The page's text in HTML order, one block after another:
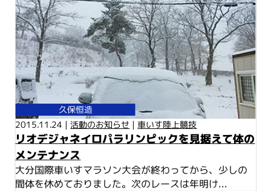
久保恒造
2015.11.24 |活動のお知らせ |車いす陸上競技
リオデジャネイロパラリンピックを見据えて体の
メンテナンス
大分国際車いすマラソン大会が終わってから、少しの
間体を休めておりました。次のレースは年明け...